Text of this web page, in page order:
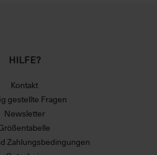
HILFE?
Kontakt
gestellte Fragen
Newsletter
Zahlungsbedingungen